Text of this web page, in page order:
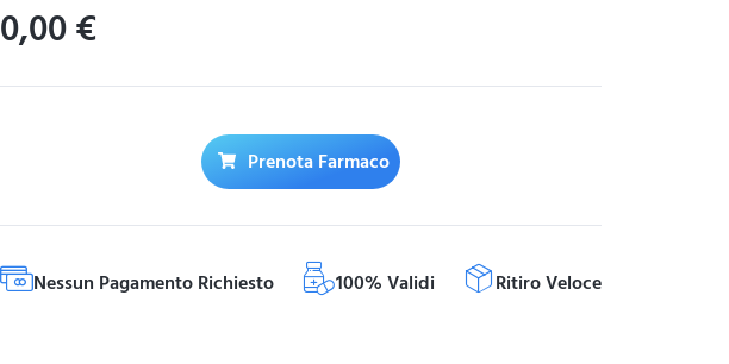
0,00€
Prenota Farmaco
Nessun Pagamento Richiesto 100% Validi Ritiro Veloce